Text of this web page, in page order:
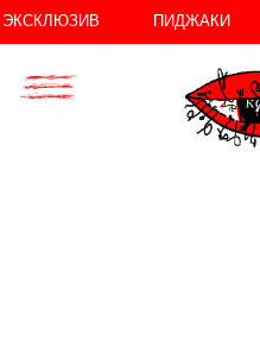
////
ЭКСКЛЮЗИВ ПИДЖАКИ